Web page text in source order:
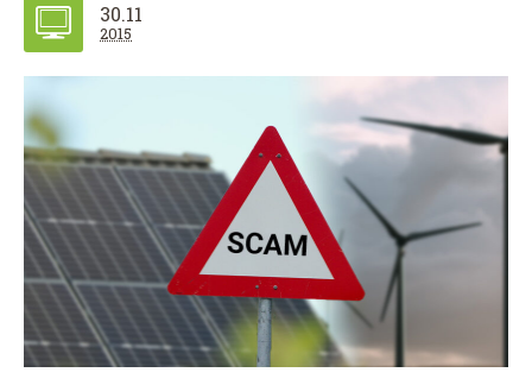
30.11
2015